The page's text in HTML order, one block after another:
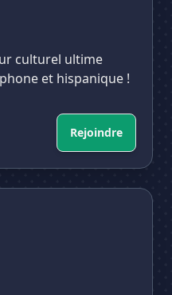
culturel ultime
et hispanique !
Rejoindre